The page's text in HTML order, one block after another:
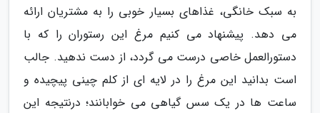
به سبک خانگی، غذاهای بسیار خوبی را به مشتریان ارائه
می دهد. پیشنهاد می کنیم مرغ این رستوران را که با
دستورالعمل خاصی درست می گردد، از دست ندهید. جالب
است بدانید این مرغ را در لایه ای از کلم چینی پیچیده و
ساعت ها در یک سس گیاهی می خوابانند؛ درنتیجه این